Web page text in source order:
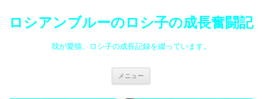
ロシアンブルーのロシ子の成長奮闘記
我が愛猫、ロシ子の成長記録を綴っています。
メニュー